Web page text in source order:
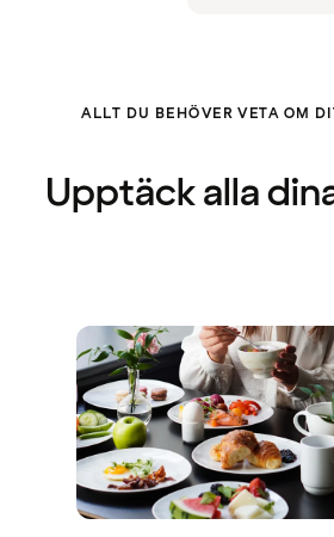
ALLT DU BEHÖVER VETA OM
Upptäck alla